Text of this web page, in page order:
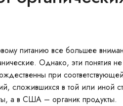
питанию все большее
Однако, эти понятия
при
сложившихся в той или иной
а в США – органик продукты.